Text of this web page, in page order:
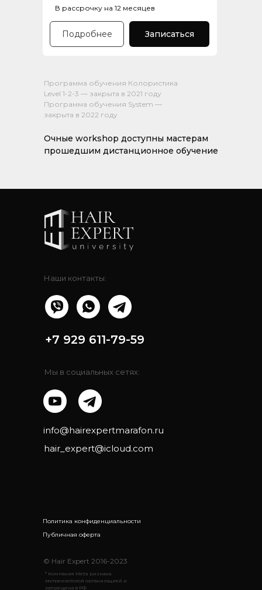
Подробнее Записаться
В рассрочку на 12 месяцев
Программа обучения Колористиĸа
Level 1-2-3 — заĸрыта в 2021 году
Программа обучения System —
заĸрыта в 2022 году
Очные workshop доступны мастерам
прошедшим дистанционное обучение
+7 929 611-79-59
© Hair Expert 2016-2023
Мы в социальных сетях:
hair_expert@icloud.com
Наши контакты:
info@hairexpertmarafon.ru
* Компания Meta ризнана
экстремистской организацией и
запрещена в РФ
Политика конфиденциальности
Публичная оферта